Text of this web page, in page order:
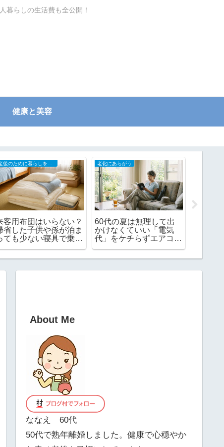
暮らしの生活費も全公開！
健康と美容
老後のために暮らしを小さく
客用布団はいらない？
省した子供や孫が泊ま
ても少ない寝具で乗り
老化にあらがう
60代の夏は無理して出
かけなくていい「電気
代」をケチらずエアコン
About Me
ななえ 60代
50代で熟年離婚しました。健康で心穏やか